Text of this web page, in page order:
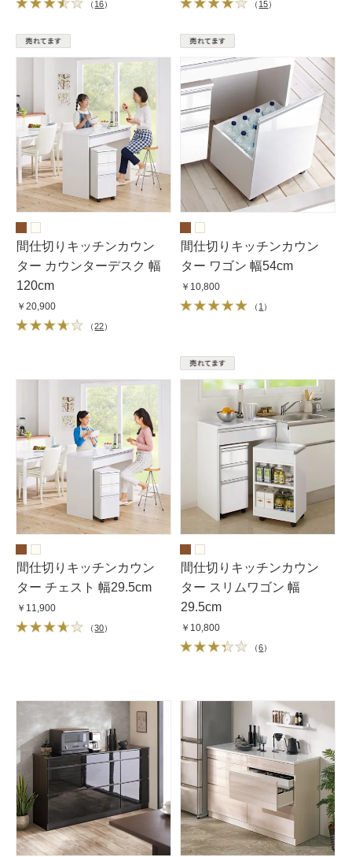
（ 16） （ 15）
間仕切りキッチンカウン
ター カウンターデスク 幅
120cm
￥20,900
（22）
間仕切りキッチンカウン
ター ワゴン 幅54cm
￥10,800
（ 1 ）
間仕切りキッチンカウン
ター チェスト 幅29.5cm
￥11,900
（30）
間仕切りキッチンカウン
ター スリムワゴン 幅
29.5cm
￥10,800
（6）